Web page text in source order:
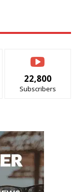
22,800
Subscribers